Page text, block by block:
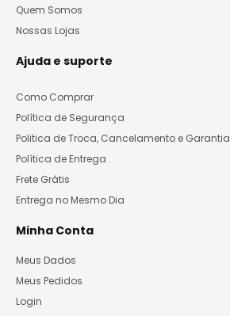
Quem Somos
Nossas Lojas
Ajuda e suporte
Como Comprar
Política de Segurança
Politica de Troca, Cancelamento e Garantia
Política de Entrega
Frete Grátis
Entrega no Mesmo Dia
Minha Conta
Meus Dados
Meus Pedidos
Login